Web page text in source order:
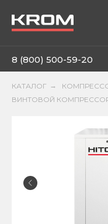
8 (800) 500-59-20
КАТАЛОГ →
ВИНТОВОЙ КОМПРЕССОР